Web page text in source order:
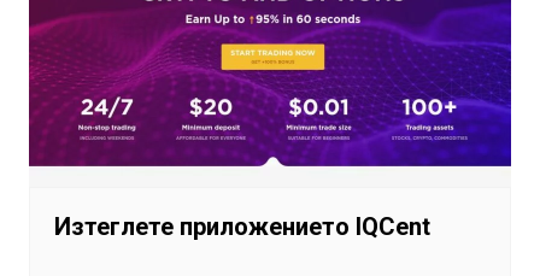
Изтеглете приложението IQCent